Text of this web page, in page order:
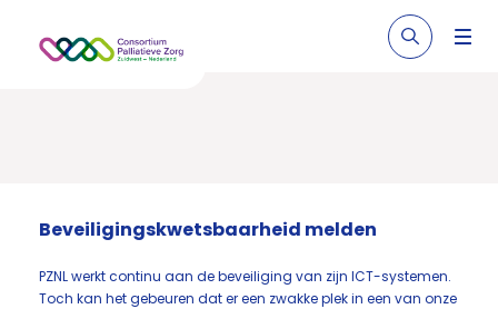
Beveiligingskwetsbaarheid melden
PZNL werkt continu aan de beveiliging van zijn ICT-systemen.
Toch kan het gebeuren dat er een zwakke plek in een van onze